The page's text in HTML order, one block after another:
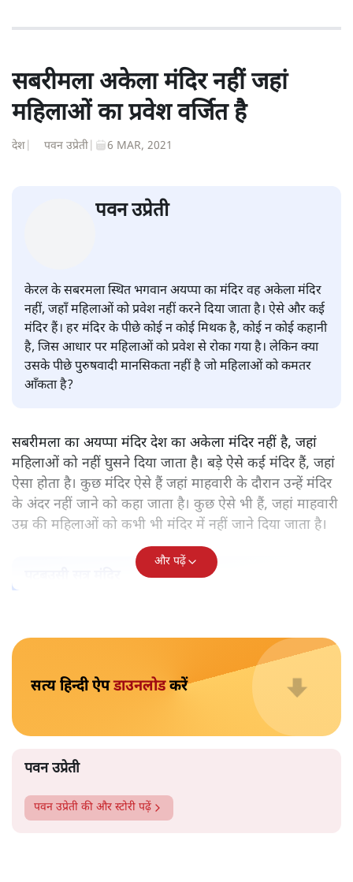
सबरीमला अकेला मंदिर नहीं जहां
महिलाओं का प्रवेश वर्जित है
देश पवन उप्रेती 6 MAR, 2021
केरल के सबरमला स्थित भगवान अयप्पा का मंदिर वह अकेला मंदिर
नहीं, जहाँ महिलाओं को प्रवेश नहीं करने दिया जाता है। ऐसे और कई
मंदिर हैं। हर मंदिर के पीछे कोई न कोई मिथक है, कोई न कोई कहानी
है, जिस आधार पर महिलाओं को प्रवेश से रोका गया है। लेकिन क्या
उसके पीछे पुरुषवादी मानसिकता नहीं है जो महिलाओं को कमतर
सबरीमला का अयप्पा मंदिर देश का अकेला मंदिर नहीं है, जहां
महिलाओं को नहीं घुसने दिया जाता है। बड़े ऐसे कई मंदिर हैं, जहां
ऐसा होता है। कुछ मंदिर ऐसे हैं जहां माहवारी के दौरान उन्हें मंदिर
के अंदर नहीं जाने को कहा जाता है। कुछ ऐसे भी हैं, जहां माहवारी
पटबउसी सत्र मंदिर